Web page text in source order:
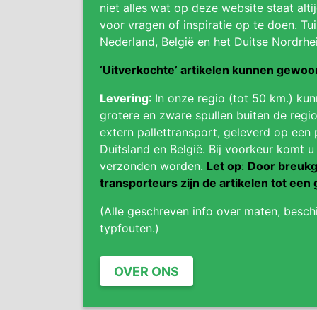
niet alles wat op deze website staat
voor vragen of inspiratie op te doen.
Nederland, België en het Duitse
‘Uitverkochte’ artikelen kunnen
Levering: In onze regio (tot 50 km.)
grotere en zware spullen buiten de
extern pallettransport, geleverd op
Duitsland en België. Bij voorkeur komt
verzonden worden. Let op: Door
transporteurs zijn de artikelen tot een
(Alle geschreven info over maten,
typfouten.)
OVER ONS